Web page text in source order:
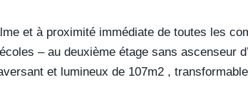
et à proximité immédiate de toutes les
– au deuxième étage sans ascenseur
et lumineux de 107m2 ,